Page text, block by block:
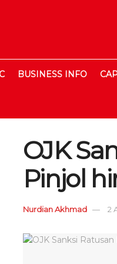
BUSINESS INFO
OJK
Pinjol
Nurdian Akhmad 2